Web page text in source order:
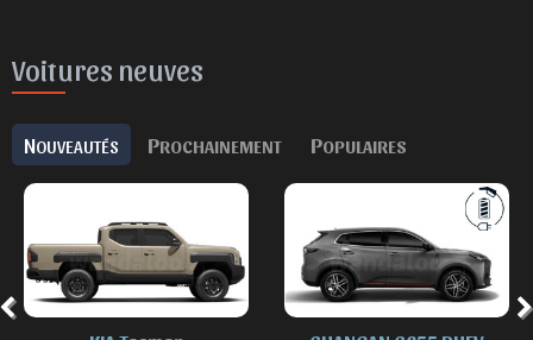
Voitures neuves
NOUVEAUTÉS PROCHAINEMENT POPULAIRES